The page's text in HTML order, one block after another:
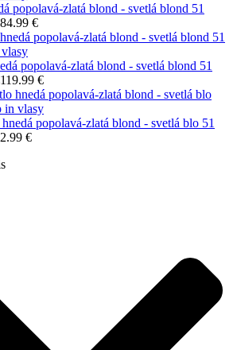
popolavá-zlatá blond - svetlá blond 51
84.99 €
popolavá-zlatá blond - svetlá blond 51
119.99 €
popolavá-zlatá blond - svetlá blo 51
€